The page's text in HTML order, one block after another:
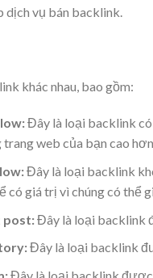
dịch vụ bán backlink.
khác nhau, bao gồm:
Đây là loại backlink có
trang web của bạn cao
Đây là loại backlink
có giá trị vì chúng có
post:Đây là loại backlink
Đây là loại backlink